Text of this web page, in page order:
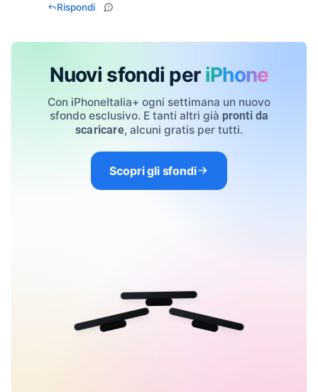
Rispondi
Nuovi sfondi per iPhone
Con iPhoneItalia+ ogni settimana un nuovo
sfondo esclusivo. E tanti altri già pronti da
scaricare, alcuni gratis per tutti.
Scopri gli sfondi